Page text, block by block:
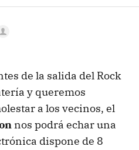
de la salida del Rock
y queremos
a los vecinos, el
nos podrá echar una
dispone de 8